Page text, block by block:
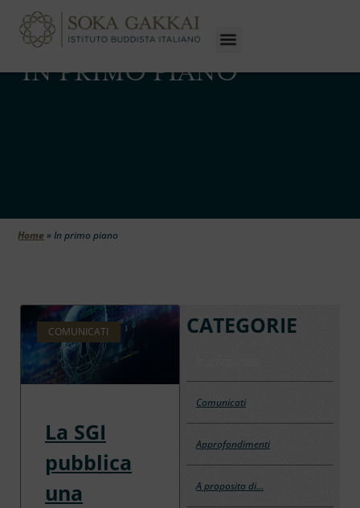
IN PRIMO PIANO
Home »In primo piano
COMUNICATI
La SGI
pubblica
una
CATEGORIE
Comunicati
Approfondimenti
A proposito di…